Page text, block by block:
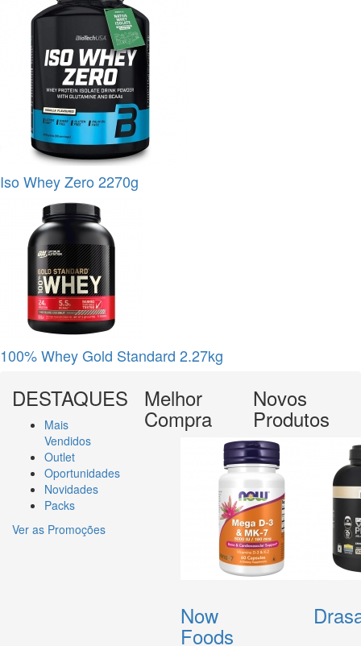
Iso Whey Zero 2270g
100% Whey Gold Standard 2.27kg
DESTAQUES
Mais
Vendidos
Outlet
Oportunidades
Novidades
Packs
Ver as Promoções
Melhor
Compra
Now
Foods
Novos
Produtos